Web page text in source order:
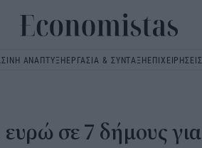
ΑΝΑΠΤΥΞΗΕΡΓΑΣΙΑ & ΣΥΝΤΑΞΗΕΠΙΧΕΙΡΗΣΕΙΣ
σε 7 δήμους για